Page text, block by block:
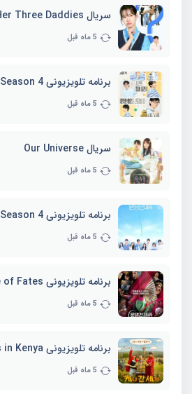
5 ماه قبل
5 ماه قبل
سریال Our Universe
5 ماه قبل
5 ماه قبل
برنامه تلویزیونی Battle of Fates
5 ماه قبل
5 ماه قبل